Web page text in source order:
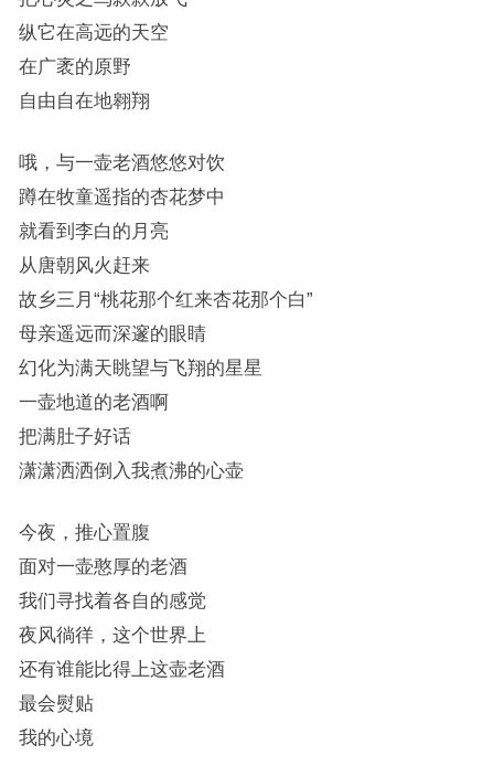
纵它在高远的天空
在广袤的原野
自由自在地翱翔
哦，与一壶老酒悠悠对饮
蹲在牧童遥指的杏花梦中
就看到李白的月亮
从唐朝风火赶来
故乡三月“桃花那个红来杏花那个白”
母亲遥远而深邃的眼睛
幻化为满天眺望与飞翔的星星
一壶地道的老酒啊
把满肚子好话
潇潇洒洒倒入我煮沸的心壶
今夜，推心置腹
面对一壶憨厚的老酒
我们寻找着各自的感觉
夜风徜徉，这个世界上
还有谁能比得上这壶老酒
最会熨贴
我的心境